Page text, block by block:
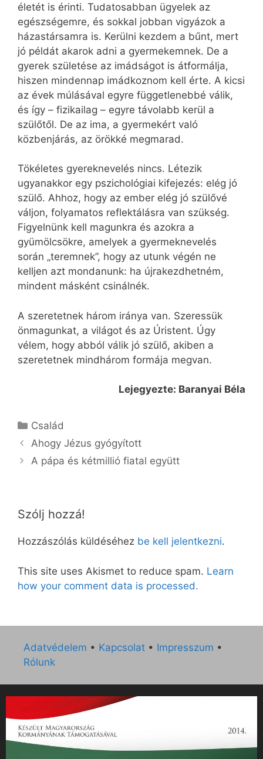
életét is érinti. Tudatosabban ügyelek az
egészségemre, és sokkal jobban vigyázok a
házastársamra is. Kerülni kezdem a bűnt, mert
jó példát akarok adni a gyermekemnek. De a
gyerek születése az imádságot is átformálja,
hiszen mindennap imádkoznom kell érte. A kicsi
az évek múlásával egyre függetlenebbé válik,
és így – fizikailag – egyre távolabb kerül a
szülőtől. De az ima, a gyermekért való
közbenjárás, az örökké megmarad.
Tökéletes gyereknevelés nincs. Létezik
ugyanakkor egy pszichológiai kifejezés: elég jó
szülő. Ahhoz, hogy az ember elég jó szülővé
váljon, folyamatos reflektálásra van szükség.
Figyelnünk kell magunkra és azokra a
gyümölcsökre, amelyek a gyermeknevelés
során „teremnek”, hogy az utunk végén ne
kelljen azt mondanunk: ha újrakezdhetném,
mindent másként csinálnék.
A szeretetnek három iránya van. Szeressük
önmagunkat, a világot és az Úristent. Úgy
vélem, hogy abból válik jó szülő, akiben a
szeretetnek mindhárom formája megvan.
Lejegyezte: Baranyai Béla
Kategória
Család
Ahogy Jézus gyógyított
A pápa és kétmillió fiatal együtt
Szólj hozzá!
Hozzászólás küldéséhez be kell jelentkezni.
This site uses Akismet to reduce spam. Learn
how your comment data is processed.
Adatvédelem • Kapcsolat • Impresszum •
Rólunk